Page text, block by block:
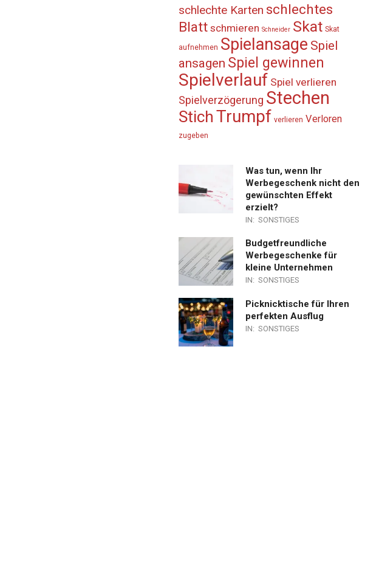
schlechte Karten schlechtes
Blatt schmieren Schneider Skat Skat
aufnehmen Spielansage Spiel
ansagen Spiel gewinnen
Spielverlauf Spiel verlieren
Spielverzögerung Stechen
Stich Trumpf verlieren Verloren
zugeben
Was tun, wenn Ihr
Werbegeschenk nicht den
gewünschten Effekt
erzielt?
IN: SONSTIGES
Budgetfreundliche
Werbegeschenke für
kleine Unternehmen
IN: SONSTIGES
Picknicktische für Ihren
perfekten Ausflug
IN: SONSTIGES